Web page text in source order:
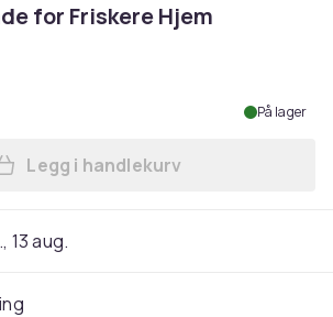
for Friskere Hjem
På lager
Legg Alpina Luftrenser –
Legg i handlekurv
13 aug.